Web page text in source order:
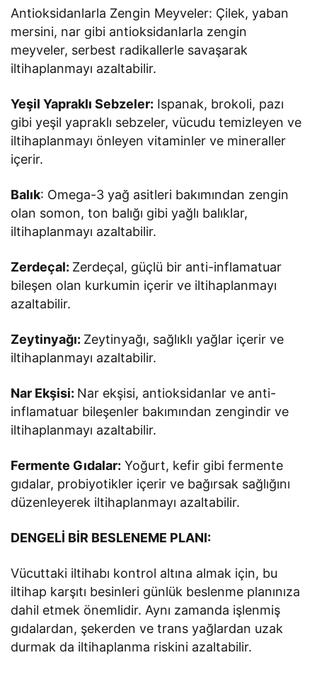
Antioksidanlarla Zengin Meyveler: Çilek, yaban
mersini, nar gibi antioksidanlarla zengin
meyveler, serbest radikallerle savaşarak
iltihaplanmayı azaltabilir.
Yeşil Yapraklı Sebzeler: Ispanak, brokoli, pazı
gibi yeşil yapraklı sebzeler, vücudu temizleyen ve
iltihaplanmayı önleyen vitaminler ve mineraller
içerir.
Balık: Omega-3 yağ asitleri bakımından zengin
olan somon, ton balığı gibi yağlı balıklar,
iltihaplanmayı azaltabilir.
Zerdeçal: Zerdeçal, güçlü bir anti-inflamatuar
bileşen olan kurkumin içerir ve iltihaplanmayı
azaltabilir.
Zeytinyağı: Zeytinyağı, sağlıklı yağlar içerir ve
iltihaplanmayı azaltabilir.
Nar Ekşisi: Nar ekşisi, antioksidanlar ve anti-
inflamatuar bileşenler bakımından zengindir ve
iltihaplanmayı azaltabilir.
Fermente Gıdalar: Yoğurt, kefir gibi fermente
gıdalar, probiyotikler içerir ve bağırsak sağlığını
düzenleyerek iltihaplanmayı azaltabilir.
DENGELİ BİR BESLENEME PLANI:
Vücuttaki iltihabı kontrol altına almak için, bu
iltihap karşıtı besinleri günlük beslenme planınıza
dahil etmek önemlidir. Aynı zamanda işlenmiş
gıdalardan, şekerden ve trans yağlardan uzak
durmak da iltihaplanma riskini azaltabilir.